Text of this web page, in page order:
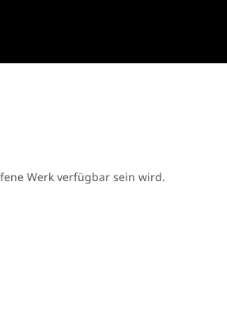
Werk verfügbar sein wird.